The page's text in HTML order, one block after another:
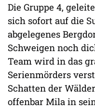
Die Gruppe 4,
sich sofort auf die
abgelegenes
Schweigen noch
Team wird in das
Serienmörders
Schatten der
offenbar Mila in